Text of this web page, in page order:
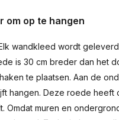
om op te hangen
wandkleed wordt
is 30 cm breder dan het
te plaatsen. Aan de
hangen. Deze roede
muren en